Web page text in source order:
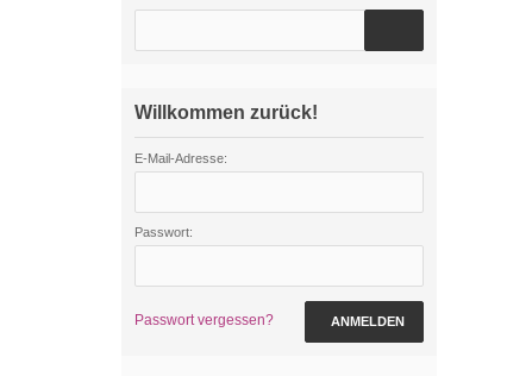
Willkommen zurück!
E-Mail-Adresse:
Passwort:
Passwort vergessen? ANMELDEN